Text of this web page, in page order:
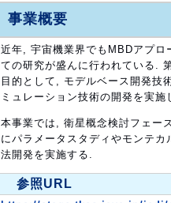
事業概要
近年, 宇宙機業界でもMBDアプロ
ての研究が盛んに行われている.
目的として, モデルベース開発技
ミュレーション技術の開発を実施
本事業では, 衛星概念検討フェー
にパラメータスタディやモンテ
法開発を実施する.
参照URL